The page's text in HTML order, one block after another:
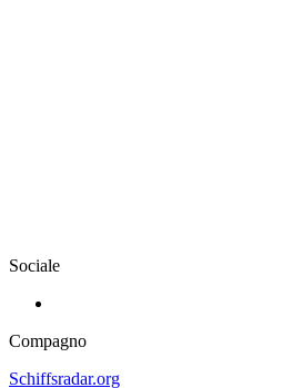
Sociale
Compagno
Schiffsradar.org